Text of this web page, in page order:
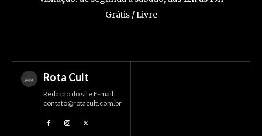
Grátis / Livre
Rota Cult
Redação do site E-mail:
contato@rotacult.com.br